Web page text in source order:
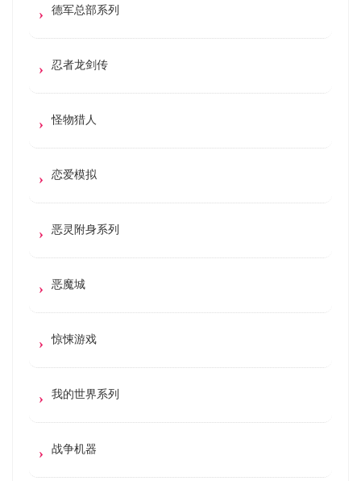
德军总部系列
忍者龙剑传
怪物猎人
恋爱模拟
恶灵附身系列
恶魔城
惊悚游戏
我的世界系列
战争机器